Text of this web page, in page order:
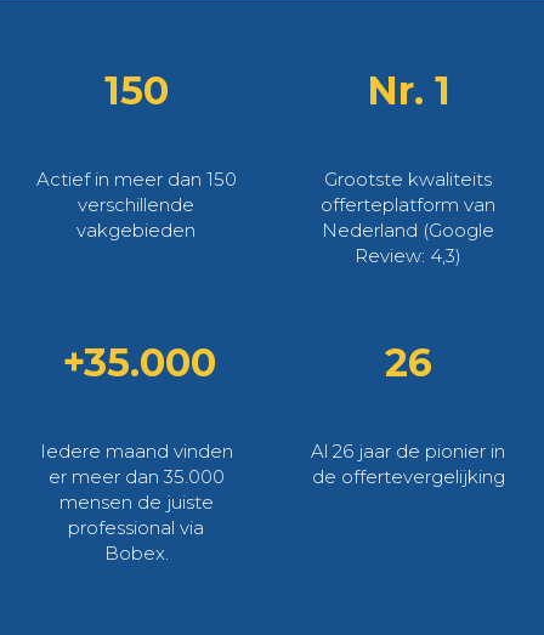
150
Actief in meer dan 150
verschillende
vakgebieden
Nr. 1
Grootste kwaliteits
offerteplatform van
Nederland (Google
Review: 4,3)
+35.000
Iedere maand vinden
er meer dan 35.000
mensen de juiste
professional via
Bobex.
26
Al 26 jaar de pionier in
de offertevergelijking